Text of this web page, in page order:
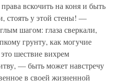
вскочить на коня и быть
стоять у этой стены! —
шагом: глаза сверкали,
грунту, как могучие
шествие вихрем
— быть может навстречу
в своей жизненной